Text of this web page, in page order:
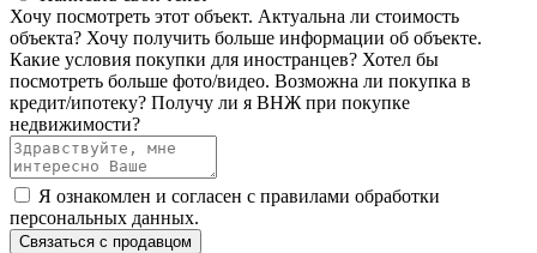
Хочу посмотреть этот объект. Актуальна ли стоимость
объекта? Хочу получить больше информации об объекте.
Какие условия покупки для иностранцев? Хотел бы
посмотреть больше фото/видео. Возможна ли покупка в
кредит/ипотеку? Получу ли я ВНЖ при покупке
недвижимости?
Я ознакомлен и согласен с правилами обработки
персональных данных.
Связаться с продавцом